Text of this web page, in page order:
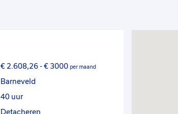
€ 2.608,26- € 3000 per maand
Barneveld
40 uur
Detacheren